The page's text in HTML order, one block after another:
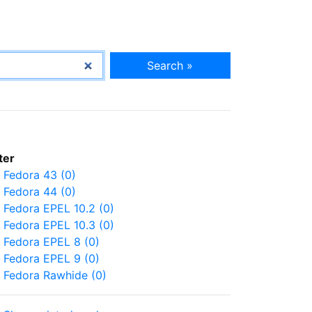
Search »
Fedora 43 (0)
Fedora 44 (0)
Fedora EPEL 10.2 (0)
Fedora EPEL 10.3 (0)
Fedora EPEL 8 (0)
Fedora EPEL 9 (0)
Fedora Rawhide (0)